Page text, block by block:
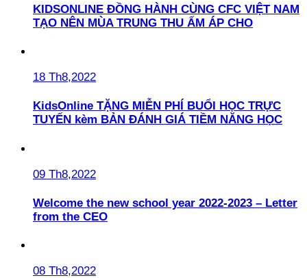
KIDSONLINE ĐỒNG HÀNH CÙNG CFC VIỆT NAM
TẠO NÊN MÙA TRUNG THU ẤM ÁP CHO
18 Th8,2022
KidsOnline TẶNG MIỄN PHÍ BUỔI HỌC TRỰC
TUYẾN kèm BẢN ĐÁNH GIÁ TIỀM NĂNG HỌC
09 Th8,2022
Welcome the new school year 2022-2023 – Letter
from the CEO
08 Th8,2022